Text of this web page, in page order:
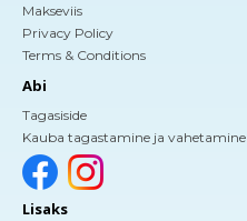
Makseviis
Privacy Policy
Terms & Conditions
Abi
Tagasiside
Kauba tagastamine ja vahetamine
Lisaks